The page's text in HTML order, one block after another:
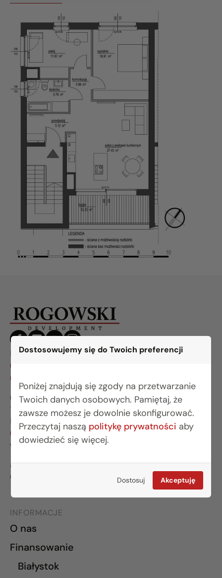
Dostosowujemy się do Twoich preferencji
Poniżej znajdują się zgody na przetwarzanie
Twoich danych osobowych. Pamiętaj, że
zawsze możesz je dowolnie skonfigurować.
Przeczytaj naszą politykę prywatności aby
dowiedzieć się więcej.
Dostosuj Akceptuję
BIURO BIAŁYSTOK
(85) 749 99 09
mieszkania@rogowskidevelopment.pl
ul. Legionowa 28 lok. 202
15-281 Białystok
BIURO WARSZAWA
(22) 642 03 55
warszawa@rogowskidevelopment.pl
al. Wilanowska 67E lok. U5
02-765 Warszawa
INFORMACJE
O nas
Finansowanie
Białystok